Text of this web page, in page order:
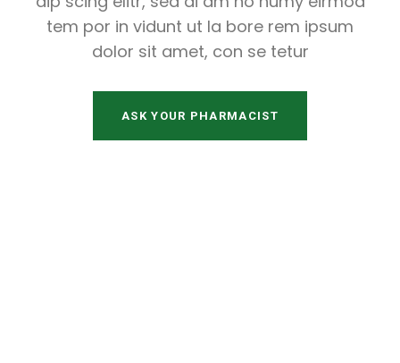
tem por in vidunt ut la bore rem ipsum
dolor sit amet, con se tetur
ASK YOUR PHARMACIST